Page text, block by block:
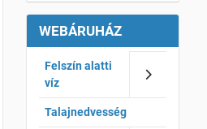
WEBÁRUHÁZ
Felszín alatti
víz
Talajnedvesség